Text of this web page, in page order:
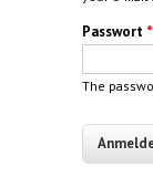
Passwort *
The